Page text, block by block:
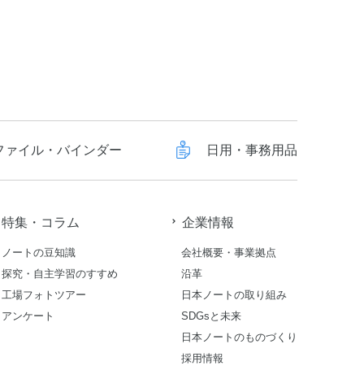
ァイル・バインダー 日用・事務用品
特集・コラム
ノートの豆知識
探究・自主学習のすすめ
工場フォトツアー
アンケート
企業情報
会社概要・事業拠点
沿革
日本ノートの取り組み
SDGsと未来
日本ノートのものづくり
採用情報